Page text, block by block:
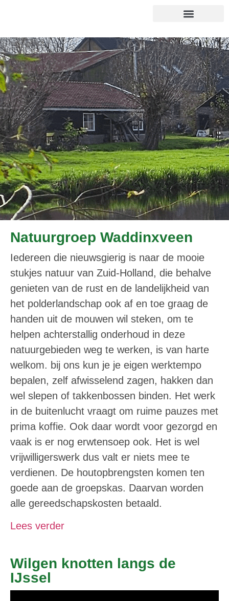
Natuurgroep Waddinxveen
Iedereen die nieuwsgierig is naar de mooie
stukjes natuur van Zuid-Holland, die behalve
genieten van de rust en de landelijkheid van
het polderlandschap ook af en toe graag de
handen uit de mouwen wil steken, om te
helpen achterstallig onderhoud in deze
natuurgebieden weg te werken, is van harte
welkom. bij ons kun je je eigen werktempo
bepalen, zelf afwisselend zagen, hakken dan
wel slepen of takkenbossen binden. Het werk
in de buitenlucht vraagt om ruime pauzes met
prima koffie. Ook daar wordt voor gezorgd en
vaak is er nog erwtensoep ook. Het is wel
vrijwilligerswerk dus valt er niets mee te
verdienen. De houtopbrengsten komen ten
goede aan de groepskas. Daarvan worden
alle gereedschapskosten betaald.
Lees verder
Wilgen knotten langs de
IJssel